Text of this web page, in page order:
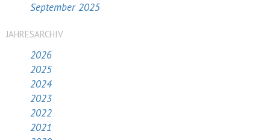
September 2025
JAHRESARCHIV
2026
2025
2024
2023
2022
2021